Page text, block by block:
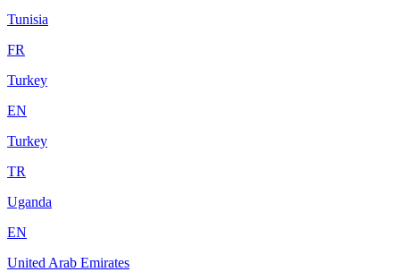
Tunisia
FR
Turkey
EN
Turkey
TR
Uganda
EN
United Arab Emirates